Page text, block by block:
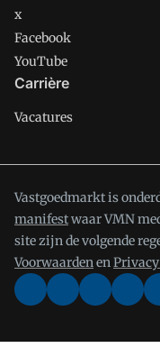
x
Facebook
YouTube
Carrière
Vacatures
Vastgoedmarkt is
manifestwaar VMN
site zijn de volgende
VoorwaardenenPrivacy